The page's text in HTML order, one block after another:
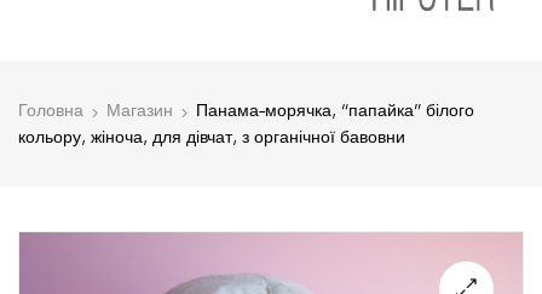
Головна Магазин
Панама-морячка, “папайка” білого
кольору, жіноча, для дівчат, з органічної бавовни